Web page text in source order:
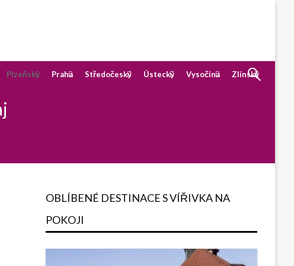
Plzeňský Praha Středočeský Ústecký Vysočina Zlínský
OBLÍBENÉ DESTINACE S VÍŘIVKA NA
POKOJI